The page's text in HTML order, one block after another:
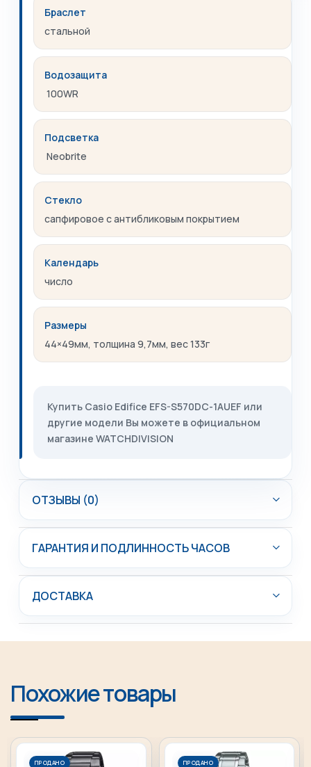
Браслет
стальной
Водозащита
100WR
Подсветка
Neobrite
Стекло
сапфировое с антибликовым покрытием
Календарь
число
Размеры
44×49мм, толщина 9,7мм, вес 133г
Купить Casio Edifice EFS-S570DC-1AUEF или
другие модели Вы можете в официальном
магазине WATCHDIVISION
ОТЗЫВЫ (0)
ГАРАНТИЯ И ПОДЛИННОСТЬ ЧАСОВ
ДОСТАВКА
Похожие товары
ПРОДАНО ПРОДАНО